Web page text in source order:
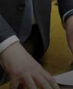
ΕΡΩΤΉΣΕΙΣ
Διονύσης